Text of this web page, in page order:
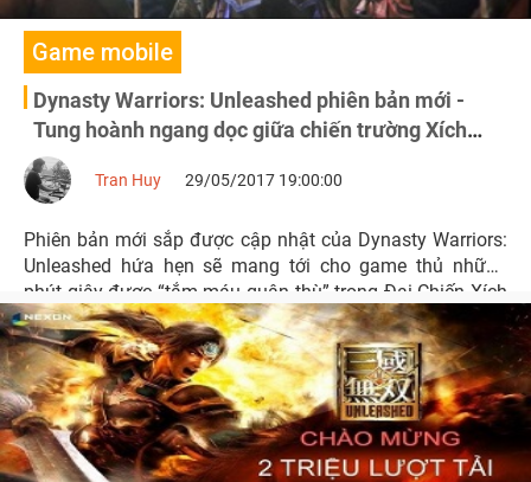
Game mobile
Dynasty Warriors: Unleashed phiên bản mới -
Tung hoành ngang dọc giữa chiến trường Xích
Bích
Tran Huy 29/05/2017 19:00:00
Phiên bản mới sắp được cập nhật của Dynasty Warriors:
Unleashed hứa hẹn sẽ mang tới cho game thủ những
phút giây được “tắm máu quân thù” trong Đại Chiến Xích
Bích.